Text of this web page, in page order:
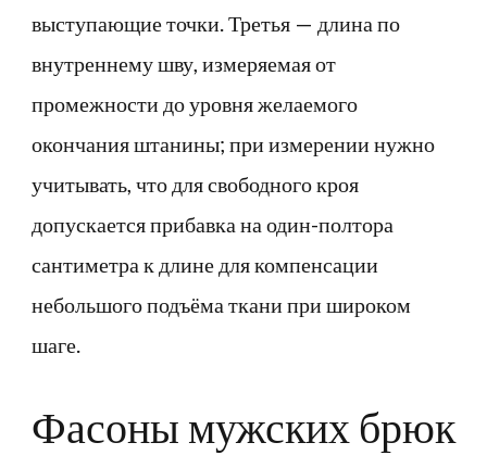
выступающие точки. Третья — длина по
внутреннему шву, измеряемая от
промежности до уровня желаемого
окончания штанины; при измерении нужно
учитывать, что для свободного кроя
допускается прибавка на один-полтора
сантиметра к длине для компенсации
небольшого подъёма ткани при широком
шаге.
Фасоны мужских брюк